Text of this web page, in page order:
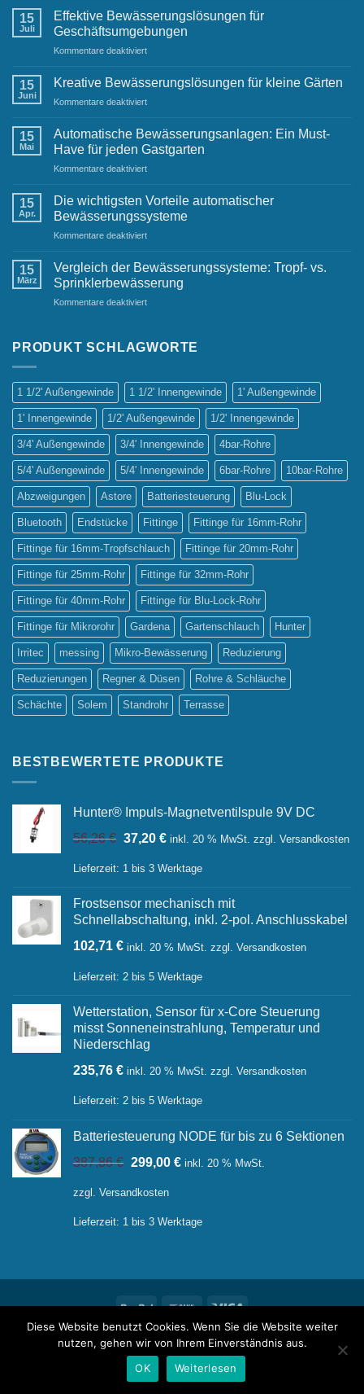
städtischen
Raum:
Herausforderungen
Lösungen
15
Juli
Effektive Bewässerungslösungen für
Geschäftsumgebungen
Kommentare deaktiviertfür
Bewässerungslösungen
Geschäftsumgebungen
15
Juni
Kreative Bewässerungslösungen für kleine Gärten
Kommentare deaktiviertfür
Bewässerungslösungen
für
kleine
Gärten
15
Mai
Automatische Bewässerungsanlagen: Ein Must-
Have für jeden Gastgarten
Kommentare deaktiviertfür
Bewässerungsanlagen:
Must-
Have
jeden
Gastgarten
15
Apr.
Die wichtigsten Vorteile automatischer
Bewässerungssysteme
Kommentare deaktiviertfür
wichtigsten
automatischer
Bewässerungssysteme
15
März
Vergleich der Bewässerungssysteme: Tropf- vs.
Sprinklerbewässerung
Kommentare deaktiviertfür
Bewässerungssysteme:
Sprinklerbewässerung
PRODUKT SCHLAGWORTE
1 1/2' Außengewinde 1 1/2' Innengewinde 1' Außengewinde
1' Innengewinde 1/2' Außengewinde 1/2' Innengewinde
3/4' Außengewinde 3/4' Innengewinde 4bar-Rohre
5/4' Außengewinde 5/4' Innengewinde 6bar-Rohre 10bar-Rohre
Abzweigungen Astore Batteriesteuerung Blu-Lock
Bluetooth Endstücke Fittinge Fittinge für 16mm-Rohr
Fittinge für 16mm-Tropfschlauch Fittinge für 20mm-Rohr
Fittinge für 25mm-Rohr Fittinge für 32mm-Rohr
Fittinge für 40mm-Rohr Fittinge für Blu-Lock-Rohr
Fittinge für Mikrorohr Gardena Gartenschlauch Hunter
Irritec messing Mikro-Bewässerung Reduzierung
Reduzierungen Regner & Düsen Rohre & Schläuche
Schächte Solem Standrohr Terrasse
BESTBEWERTETE PRODUKTE
Hunter® Impuls-Magnetventilspule 9V DC
56,26€ Ursprünglicher
war:
37,20 €Aktueller
ist:
inkl. 20 % MwSt. zzgl. Versandkosten
Lieferzeit: 1 bis 3 Werktage
Frostsensor mechanisch mit
Schnellabschaltung, inkl. 2-pol. Anschlusskabel
102,71 € inkl. 20 % MwSt. zzgl. Versandkosten
Lieferzeit: 2 bis 5 Werktage
Wetterstation, Sensor für x-Core Steuerung
misst Sonneneinstrahlung, Temperatur und
Niederschlag
235,76 € inkl. 20 % MwSt. zzgl. Versandkosten
Lieferzeit: 2 bis 5 Werktage
Batteriesteuerung NODE für bis zu 6 Sektionen
387,86€ Ursprünglicher
war:
299,00 €Aktueller
inkl. 20 % MwSt.
zzgl. Versandkosten
Lieferzeit: 1 bis 3 Werktage
PayPal
Bank
Transfer
Visa
ÜBER UNS NEWS KONTAKT IMPRESSUM
WUNSCHLISTE
Copyright 2026 © raintimePowered by
Diese Website benutzt Cookies. Wenn Sie die Website weiter
nutzen, gehen wir von Ihrem Einverständnis aus.
OK
Weiterlesen